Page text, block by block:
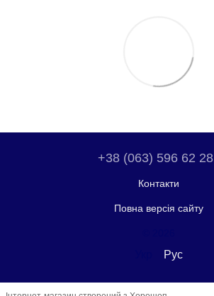
+38 (063) 596 62 28
Контакти
Повна версія сайту
Рус